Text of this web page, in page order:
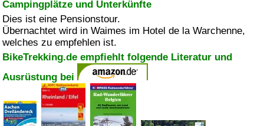
Campingplätze und Unterkünfte
Dies ist eine Pensionstour.
Übernachtet wird in Waimes im Hotel de la Warchenne,
welches zu empfehlen ist.
BikeTrekking.de empfiehlt folgende Literatur und
Ausrüstung bei